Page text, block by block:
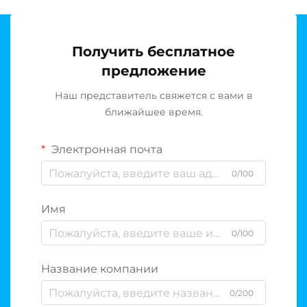
Получить бесплатное
предложение
Наш представитель свяжется с вами в
ближайшее время.
Электронная почта
0/100
Имя
0/100
Название компании
0/200